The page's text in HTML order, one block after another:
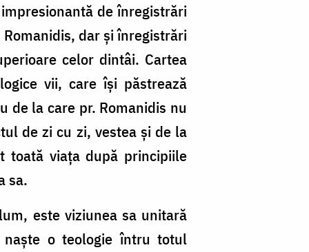
de înregistrări
dar și înregistrări
celor dintâi. Cartea
vii, care își păstrează
de la care pr. Romanidis nu
de zi cu zi, vestea și de la
toată viața după principiile
sa.
este viziunea sa unitară
o teologie întru totul